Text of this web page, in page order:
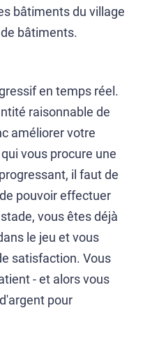
bâtiments du village
bâtiments.
en temps réel.
raisonnable de
améliorer votre
vous procure une
il faut de
pouvoir effectuer
vous êtes déjà
le jeu et vous
satisfaction. Vous
- et alors vous
pour